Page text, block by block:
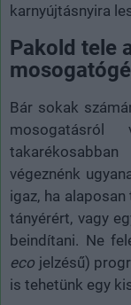
karnyújtásnyira
Pakold tele
Bár sokak
végeznénk
igaz, ha
tányérért, vagy
beindítani. Ne
eco jelzésű)
is tehetünk egy